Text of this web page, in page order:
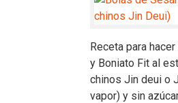
Receta para
y Boniato Fit al
chinos Jin deui o
vapor) y sin